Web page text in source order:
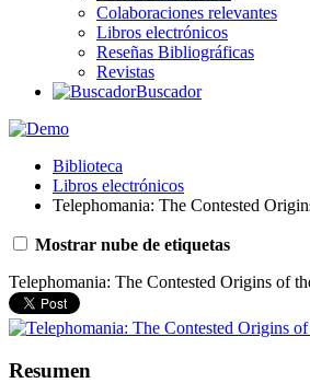
Colaboraciones relevantes
Libros electrónicos
Reseñas Bibliográficas
Revistas
Buscador
Biblioteca
Libros electrónicos
Telephomania: The Contested
Mostrar nube de etiquetas
Telephomania: The Contested Origins of
Resumen